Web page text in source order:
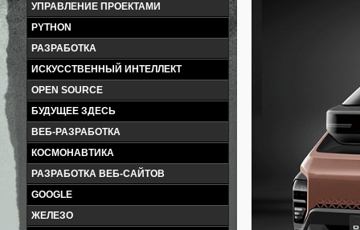
УПРАВЛЕНИЕ ПРОЕКТАМИ
PYTHON
РАЗРАБОТКА
ИСКУССТВЕННЫЙ ИНТЕЛЛЕКТ
OPEN SOURCE
БУДУЩЕЕ ЗДЕСЬ
ВЕБ-РАЗРАБОТКА
КОСМОНАВТИКА
РАЗРАБОТКА ВЕБ-САЙТОВ
GOOGLE
ЖЕЛЕЗО